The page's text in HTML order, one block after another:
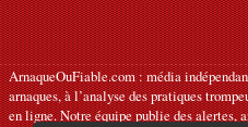
ArnaqueOuFiable.com : média
arnaques, à l’analyse des pratiques
en ligne. Notre équipe publie des alertes,